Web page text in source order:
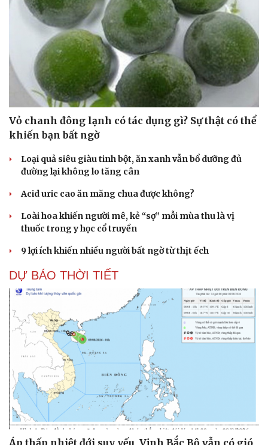
Vỏ chanh đông lạnh có tác dụng gì? Sự thật có thể
khiến bạn bất ngờ
Loại quả siêu giàu tinh bột, ăn xanh vẫn bổ dưỡng đủ
đường lại không lo tăng cân
Acid uric cao ăn măng chua được không?
Loài hoa khiến người mê, kẻ “sợ” mỗi mùa thu là vị
thuốc trong y học cổ truyền
9 lợi ích khiến nhiều người bất ngờ từ thịt ếch
DỰ BÁO THỜI TIẾT